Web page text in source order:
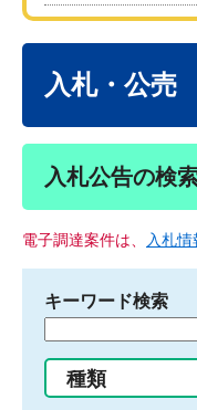
入札・公売
入札公告の検
電子調達案件は、 入札
キーワード検索
る
種類